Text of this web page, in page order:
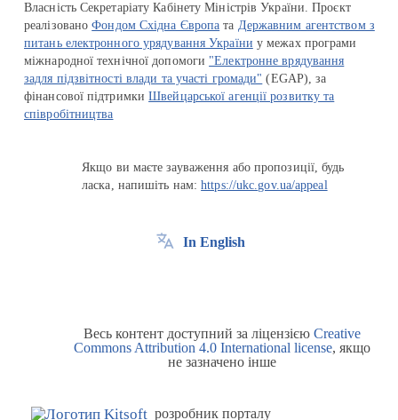
Власність Секретаріату Кабінету Міністрів України. Проєкт
реалізованоФондом Східна Європа та Державним агентством з
питань електронного урядування України у межах програми
міжнародної технічної допомоги "Електронне врядування
задля підзвітності влади та участі громади" (EGAP), за
фінансової підтримкиШвейцарської агенції розвитку та
співробітництва
Якщо ви маєте зауваження або пропозиції, будь
ласка, напишіть нам:https://ukc.gov.ua/appeal
In English
Весь контент доступний за ліцензією Creative
Commons Attribution 4.0 International license, якщо
не зазначено інше
розробник порталу